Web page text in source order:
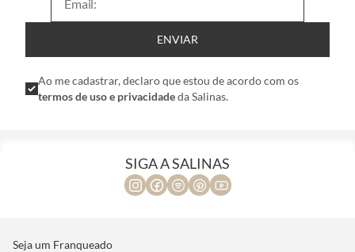
ENVIAR
Ao me cadastrar, declaro que estou de acordo com os
termos de uso e privacidadeda Salinas.
SIGA A SALINAS
Seja um Franqueado